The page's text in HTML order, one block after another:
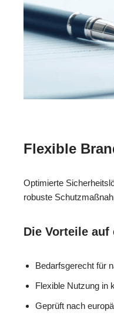
Flexible
Optimierte
robuste
Die Vorteile
Bedarfsgerecht für
Flexible Nutzung in
Geprüft nach